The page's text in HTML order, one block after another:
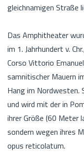
gleichnamigen Straße
Das Amphitheater
im 1. Jahrhundert v.
Corso Vittorio
samnitischer Mauern
Hang im Nordwesten.
und wird mit der in
ihrer Größe (60 Meter
sondern wegen ihres
opus reticolatum.